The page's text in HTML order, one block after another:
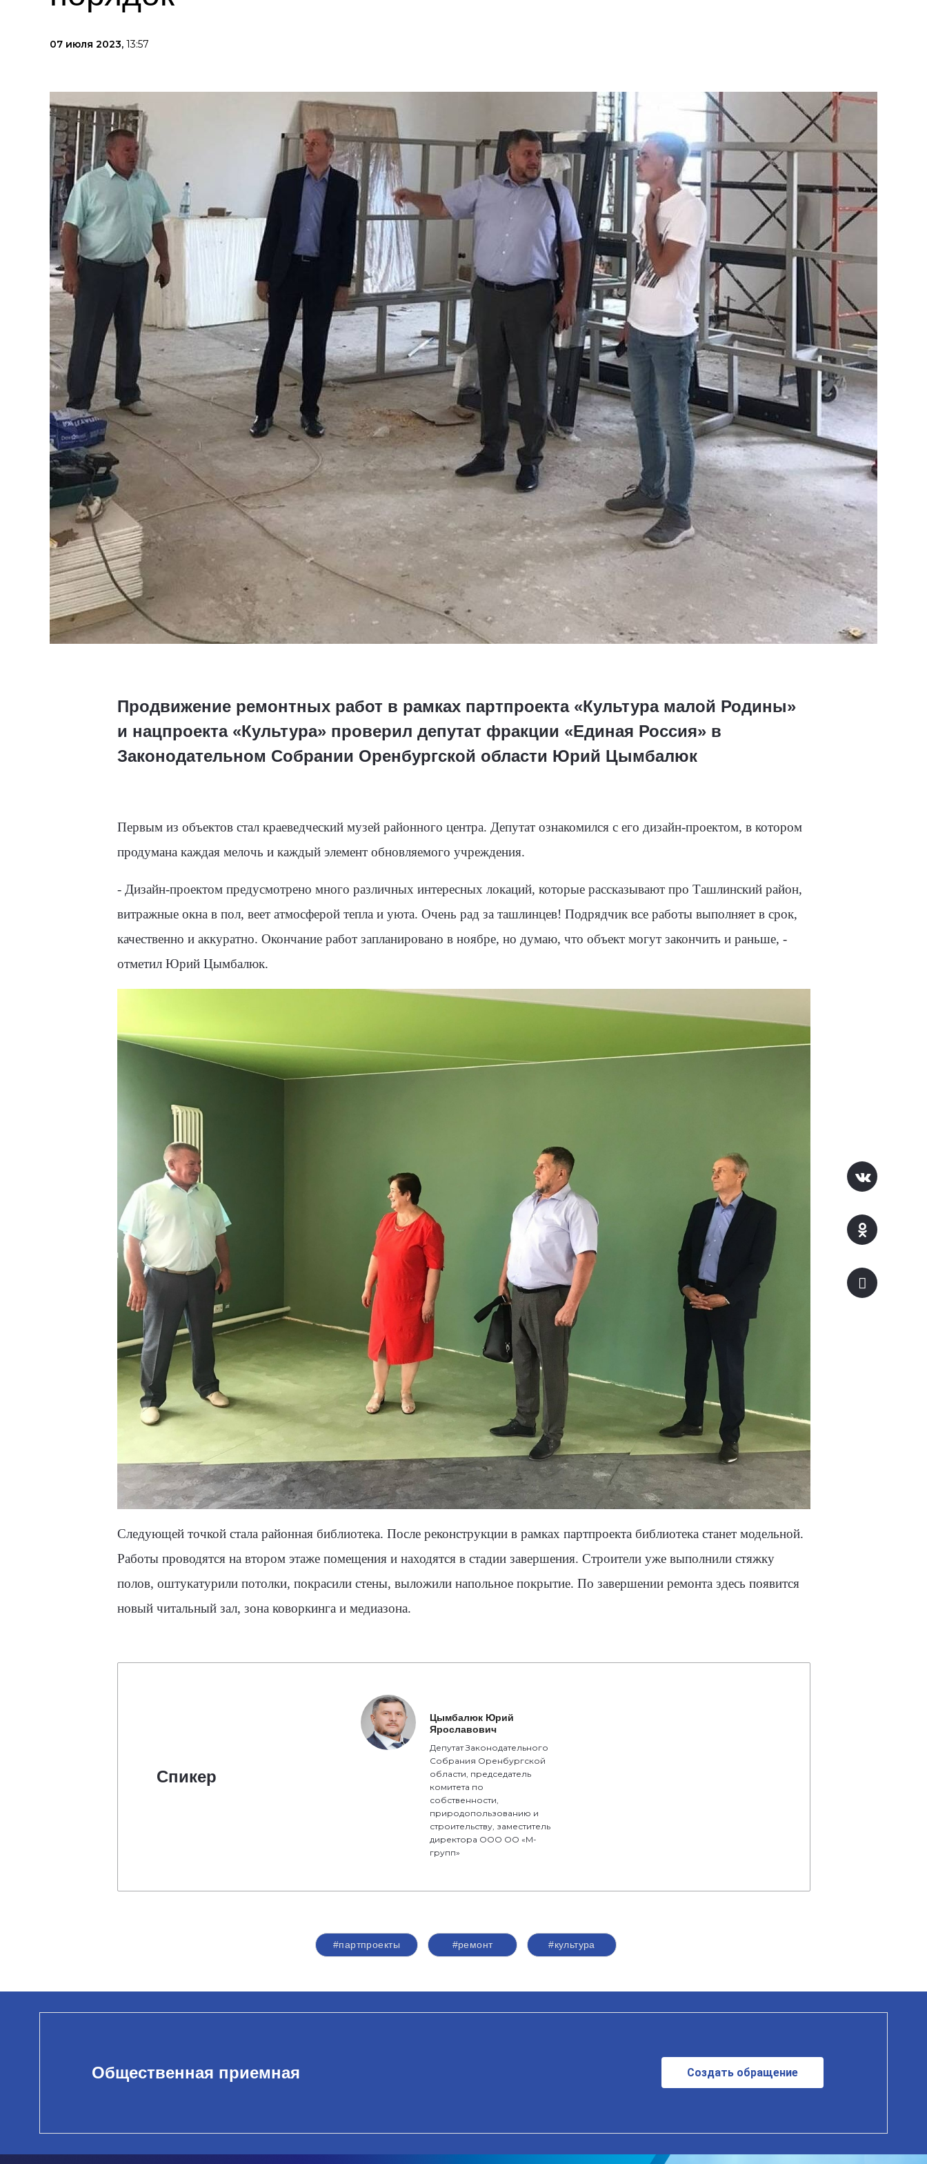
07 июля 2023, 13:57
Продвижение ремонтных работ в рамках партпроекта «Культура малой Родины»
и нацпроекта «Культура» проверил депутат фракции «Единая Россия» в
Законодательном Собрании Оренбургской области Юрий Цымбалюк
Первым из объектов стал краеведческий музей районного центра. Депутат ознакомился с его дизайн-проектом, в котором
продумана каждая мелочь и каждый элемент обновляемого учреждения.
- Дизайн-проектом предусмотрено много различных интересных локаций, которые рассказывают про Ташлинский район,
витражные окна в пол, веет атмосферой тепла и уюта. Очень рад за ташлинцев! Подрядчик все работы выполняет в срок,
качественно и аккуратно. Окончание работ запланировано в ноябре, но думаю, что объект могут закончить и раньше, -
отметил Юрий Цымбалюк.
Следующей точкой стала районная библиотека. После реконструкции в рамках партпроекта библиотека станет модельной.
Работы проводятся на втором этаже помещения и находятся в стадии завершения. Строители уже выполнили стяжку
полов, оштукатурили потолки, покрасили стены, выложили напольное покрытие. По завершении ремонта здесь появится
новый читальный зал, зона коворкинга и медиазона.
Спикер
Цымбалюк Юрий
Ярославович
Депутат Законодательного
Собрания Оренбургской
области, председатель
комитета по
собственности,
природопользованию и
строительству, заместитель
директора ООО ОО «М-
групп»
#партпроекты #ремонт #культура
Общественная приемная Создать обращение